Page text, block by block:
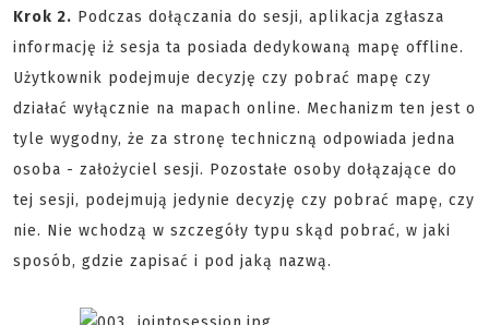
Krok 2. Podczas dołączania do sesji, aplikacja zgłasza
informację iż sesja ta posiada dedykowaną mapę offline.
Użytkownik podejmuje decyzję czy pobrać mapę czy
działać wyłącznie na mapach online. Mechanizm ten jest o
tyle wygodny, że za stronę techniczną odpowiada jedna
osoba - założyciel sesji. Pozostałe osoby dołązające do
tej sesji, podejmują jedynie decyzję czy pobrać mapę, czy
nie. Nie wchodzą w szczegóły typu skąd pobrać, w jaki
sposób, gdzie zapisać i pod jaką nazwą.